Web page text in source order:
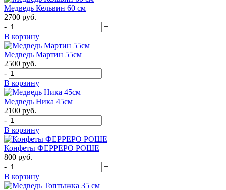
Медведь Кельвин 60 см
2700 руб.
-
+
В корзину
Медведь Мартин 55см
2500 руб.
-
+
В корзину
Медведь Ника 45см
2100 руб.
-
+
В корзину
Конфеты ФЕРРЕРО РОШЕ
800 руб.
-
+
В корзину